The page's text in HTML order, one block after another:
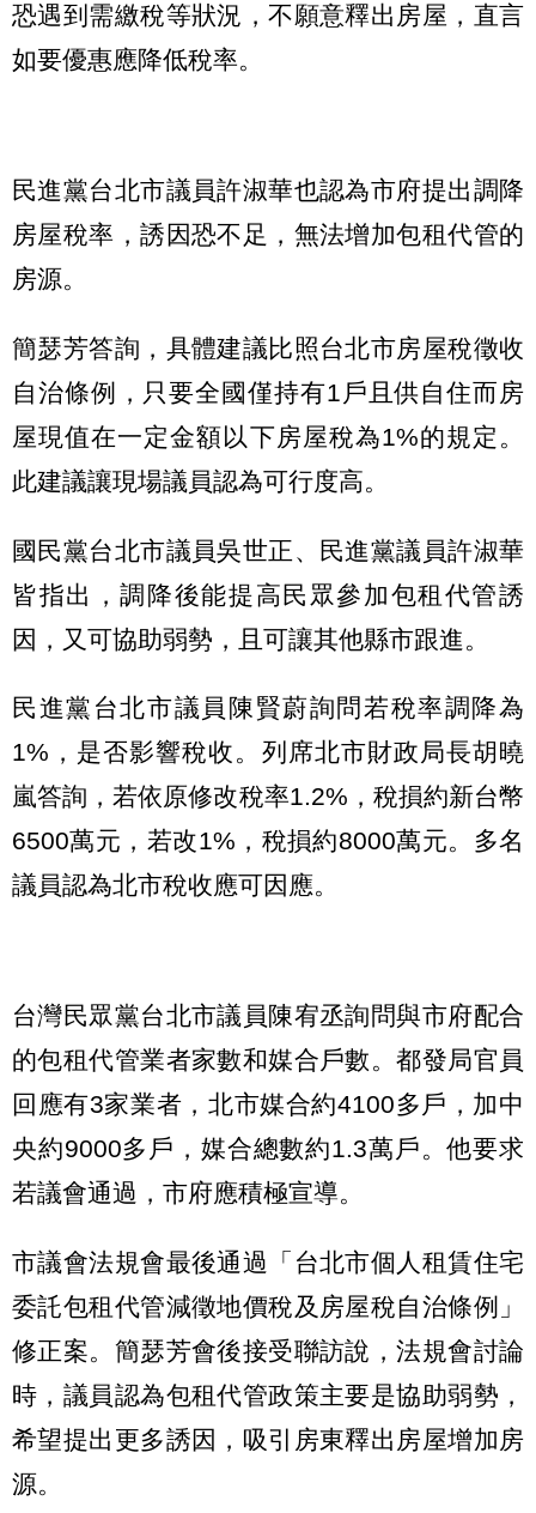
恐遇到需繳稅等狀況，不願意釋出房屋，直言
如要優惠應降低稅率。
民進黨台北市議員許淑華也認為市府提出調降
房屋稅率，誘因恐不足，無法增加包租代管的
房源。
簡瑟芳答詢，具體建議比照台北市房屋稅徵收
自治條例，只要全國僅持有1戶且供自住而房
屋現值在一定金額以下房屋稅為1%的規定。
此建議讓現場議員認為可行度高。
國民黨台北市議員吳世正、民進黨議員許淑華
皆指出，調降後能提高民眾參加包租代管誘
因，又可協助弱勢，且可讓其他縣市跟進。
民進黨台北市議員陳賢蔚詢問若稅率調降為
1%，是否影響稅收。列席北市財政局長胡曉
嵐答詢，若依原修改稅率1.2%，稅損約新台幣
6500萬元，若改1%，稅損約8000萬元。多名
議員認為北市稅收應可因應。
台灣民眾黨台北市議員陳宥丞詢問與市府配合
的包租代管業者家數和媒合戶數。都發局官員
回應有3家業者，北市媒合約4100多戶，加中
央約9000多戶，媒合總數約1.3萬戶。他要求
若議會通過，市府應積極宣導。
市議會法規會最後通過「台北市個人租賃住宅
委託包租代管減徵地價稅及房屋稅自治條例」
修正案。簡瑟芳會後接受聯訪說，法規會討論
時，議員認為包租代管政策主要是協助弱勢，
希望提出更多誘因，吸引房東釋出房屋增加房
源。